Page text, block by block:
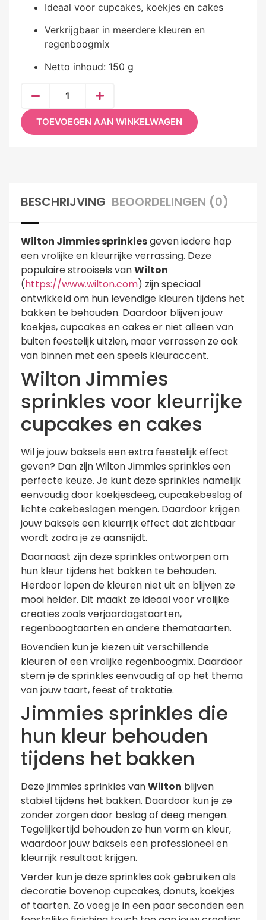
Ideaal voor cupcakes, koekjes en cakes
Verkrijgbaar in meerdere kleuren en
regenboogmix
Netto inhoud: 150 g
TOEVOEGEN AAN WINKELWAGEN
BESCHRIJVING BEOORDELINGEN (0)
Wilton Jimmies sprinklesgeven iedere hap
een vrolijke en kleurrijke verrassing. Deze
populaire strooisels vanWilton
(https://www.wilton.com) zijn speciaal
ontwikkeld om hun levendige kleuren tijdens het
bakken te behouden. Daardoor blijven jouw
koekjes, cupcakes en cakes er niet alleen van
buiten feestelijk uitzien, maar verrassen ze ook
van binnen met een speels kleuraccent.
Wilton Jimmies
sprinkles voor kleurrijke
cupcakes en cakes
Wil je jouw baksels een extra feestelijk effect
geven? Dan zijn Wilton Jimmies sprinkles een
perfecte keuze. Je kunt deze sprinkles namelijk
eenvoudig door koekjesdeeg, cupcakebeslag of
lichte cakebeslagen mengen. Daardoor krijgen
jouw baksels een kleurrijk effect dat zichtbaar
wordt zodra je ze aansnijdt.
Daarnaast zijn deze sprinkles ontworpen om
hun kleur tijdens het bakken te behouden.
Hierdoor lopen de kleuren niet uit en blijven ze
mooi helder. Dit maakt ze ideaal voor vrolijke
creaties zoals verjaardagstaarten,
regenboogtaarten en andere themataarten.
Bovendien kun je kiezen uit verschillende
kleuren of een vrolijke regenboogmix. Daardoor
stem je de sprinkles eenvoudig af op het thema
van jouw taart, feest of traktatie.
Jimmies sprinkles die
hun kleur behouden
tijdens het bakken
Deze jimmies sprinkles vanWilton blijven
stabiel tijdens het bakken. Daardoor kun je ze
zonder zorgen door beslag of deeg mengen.
Tegelijkertijd behouden ze hun vorm en kleur,
waardoor jouw baksels een professioneel en
kleurrijk resultaat krijgen.
Verder kun je deze sprinkles ook gebruiken als
decoratie bovenop cupcakes, donuts, koekjes
of taarten. Zo voeg je in een paar seconden een